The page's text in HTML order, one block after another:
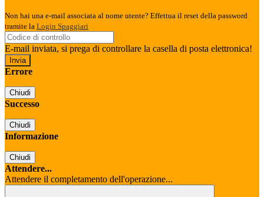
Non hai una e-mail associata al nome utente? Effettua il reset della password
tramite la Login Spaggiari
E-mail inviata, si prega di controllare la casella di posta elettronica!
Errore
Chiudi
Successo
Chiudi
Informazione
Chiudi
Attendere...
Attendere il completamento dell'operazione...